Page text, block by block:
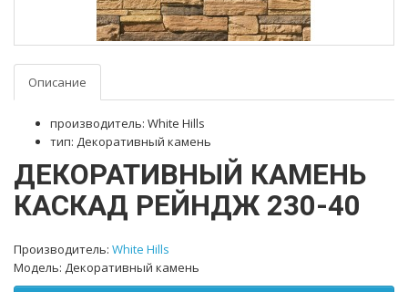
Описание
производитель: White Hills
тип: Декоративный камень
ДЕКОРАТИВНЫЙ КАМЕНЬ
КАСКАД РЕЙНДЖ 230-40
Производитель: White Hills
Модель: Декоративный камень